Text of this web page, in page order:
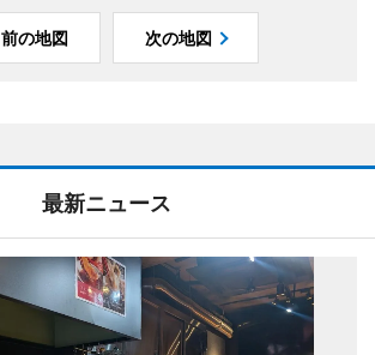
前の地図 次の地図
最新ニュース